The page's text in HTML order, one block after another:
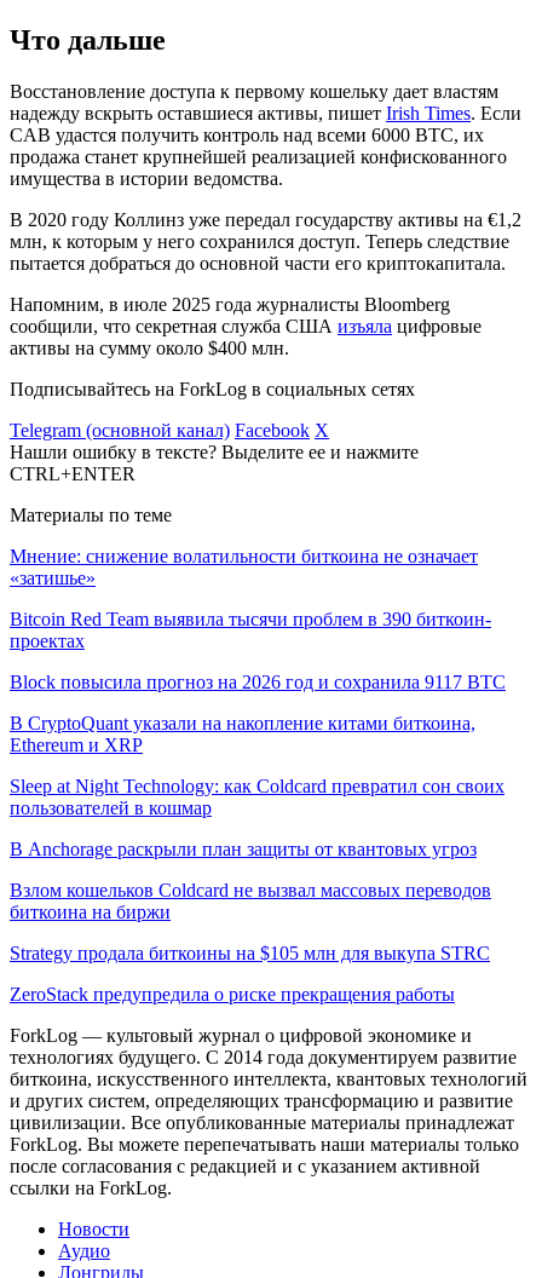
Что дальше
Восстановление доступа к первому кошельку дает властям
надежду вскрыть оставшиеся активы, пишет Irish Times. Если
CAB удастся получить контроль над всеми 6000 BTC, их
продажа станет крупнейшей реализацией конфискованного
имущества в истории ведомства.
В 2020 году Коллинз уже передал государству активы на €1,2
млн, к которым у него сохранился доступ. Теперь следствие
пытается добраться до основной части его криптокапитала.
Напомним, в июле 2025 года журналисты Bloomberg
сообщили, что секретная служба США изъяла цифровые
активы на сумму около $400 млн.
Подписывайтесь на ForkLog в социальных сетях
Telegram (основной канал) Facebook X
Нашли ошибку в тексте? Выделите ее и нажмите
CTRL+ENTER
Материалы по теме
Мнение: снижение волатильности биткоина не означает
«затишье»
Bitcoin Red Team выявила тысячи проблем в 390 биткоин-
проектах
Block повысила прогноз на 2026 год и сохранила 9117 BTC
В CryptoQuant указали на накопление китами биткоина,
Ethereum и XRP
Sleep at Night Technology: как Coldcard превратил сон своих
пользователей в кошмар
В Anchorage раскрыли план защиты от квантовых угроз
Взлом кошельков Coldcard не вызвал массовых переводов
биткоина на биржи
Strategy продала биткоины на $105 млн для выкупа STRC
ZeroStack предупредила о риске прекращения работы
ForkLog — культовый журнал о цифровой экономике и
технологиях будущего. С 2014 года документируем развитие
биткоина, искусственного интеллекта, квантовых технологий
и других систем, определяющих трансформацию и развитие
цивилизации. Все опубликованные материалы принадлежат
ForkLog. Вы можете перепечатывать наши материалы только
после согласования с редакцией и с указанием активной
ссылки на ForkLog.
Новости
Аудио
Лонгриды